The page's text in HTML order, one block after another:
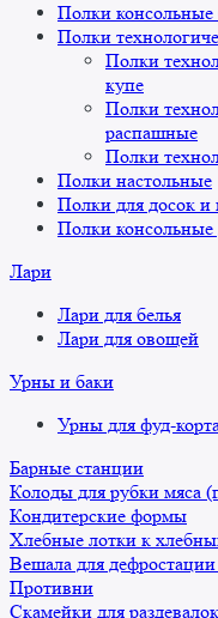
Полки
Полки
Полки
купе
Полки
распашные
Полки
Полки настольные
Полки для досок
Полки
Лари
Лари для белья
Лари для овощей
Урны и баки
Урны для фуд-
Барные станции
Колоды для рубки мяса
Кондитерские формы
Хлебные лотки к
Вешала для
Противни
Скамейки для раздевалок